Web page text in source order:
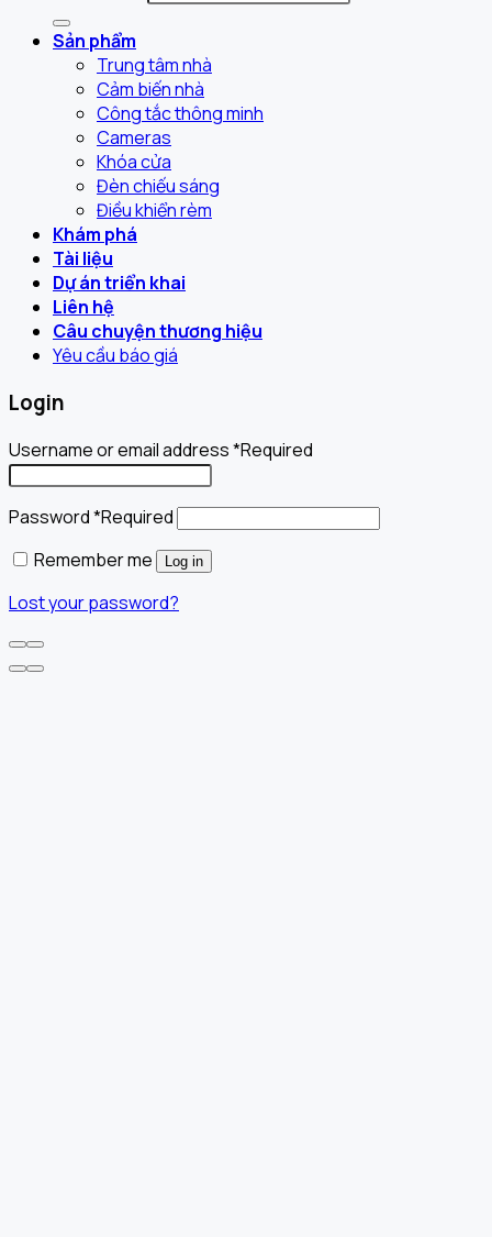
Sản phẩm
Trung tâm nhà
Cảm biến nhà
Công tắc thông minh
Cameras
Khóa cửa
Đèn chiếu sáng
Điều khiển rèm
Khám phá
Tài liệu
Dự án triển khai
Liên hệ
Câu chuyện thương hiệu
Yêu cầu báo giá
Login
Username or email address*Required
Password*Required
Remember me
Log in
Lost your password?